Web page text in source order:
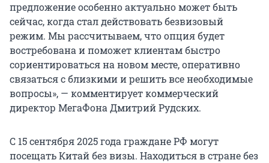
предложение особенно актуально может быть
сейчас, когда стал действовать безвизовый
режим. Мы рассчитываем, что опция будет
востребована и поможет клиентам быстро
сориентироваться на новом месте, оперативно
связаться с близкими и решить все необходимые
вопросы», — комментирует коммерческий
директор МегаФона Дмитрий Рудских.
С 15 сентября 2025 года граждане РФ могут
посещать Китай без визы. Находиться в стране без